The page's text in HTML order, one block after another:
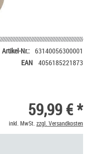
Artikel-Nr.: 63140056300001
EAN
4056185221873
59,99 € *
inkl. MwSt. zzgl. Versandkosten